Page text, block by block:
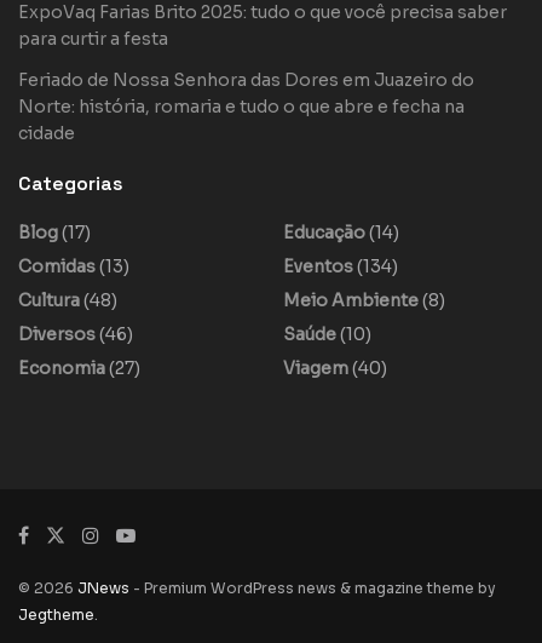
ExpoVaq Farias Brito 2025: tudo o que você precisa saber
para curtir a festa
Feriado de Nossa Senhora das Dores em Juazeiro do
Norte: história, romaria e tudo o que abre e fecha na
cidade
Categorias
Blog(17)
Comidas(13)
Cultura(48)
Diversos(46)
Economia(27)
Educação(14)
Eventos(134)
Meio Ambiente(8)
Saúde(10)
Viagem(40)
© 2026 JNews - Premium WordPress news & magazine theme by
Jegtheme.